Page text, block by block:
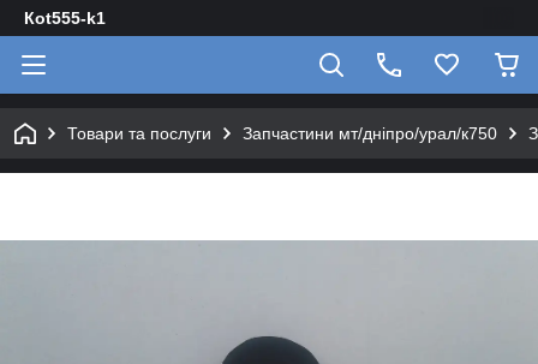
Кot555-k1
Товари та послуги Запчастини мт/дніпро/урал/к750